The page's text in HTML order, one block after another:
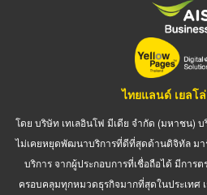
ไทยแลนด์ เยลโล่
โดย บริษัท เทเลอินโฟ มีเดีย จำกัด (มหาชน) บ
ไม่เคยหยุดพัฒนาบริการที่ดีที่สุดด้านดิจิทัล มา
บริการ จากผู้ประกอบการที่เชื่อถือได้ มีการ
ครอบคลุมทุกหมวดธุรกิจมากที่สุดในประเทศ